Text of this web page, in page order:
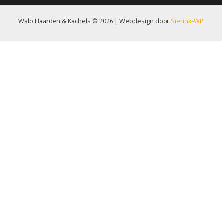
Walo Haarden & Kachels © 2026 | Webdesign door Sierink-WP